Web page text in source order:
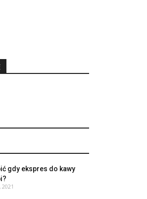
gdy ekspres do kawy